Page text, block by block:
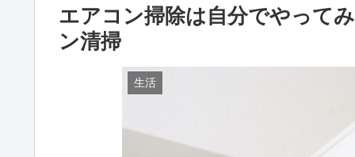
エアコン掃除は自分でやって
ン清掃
生活